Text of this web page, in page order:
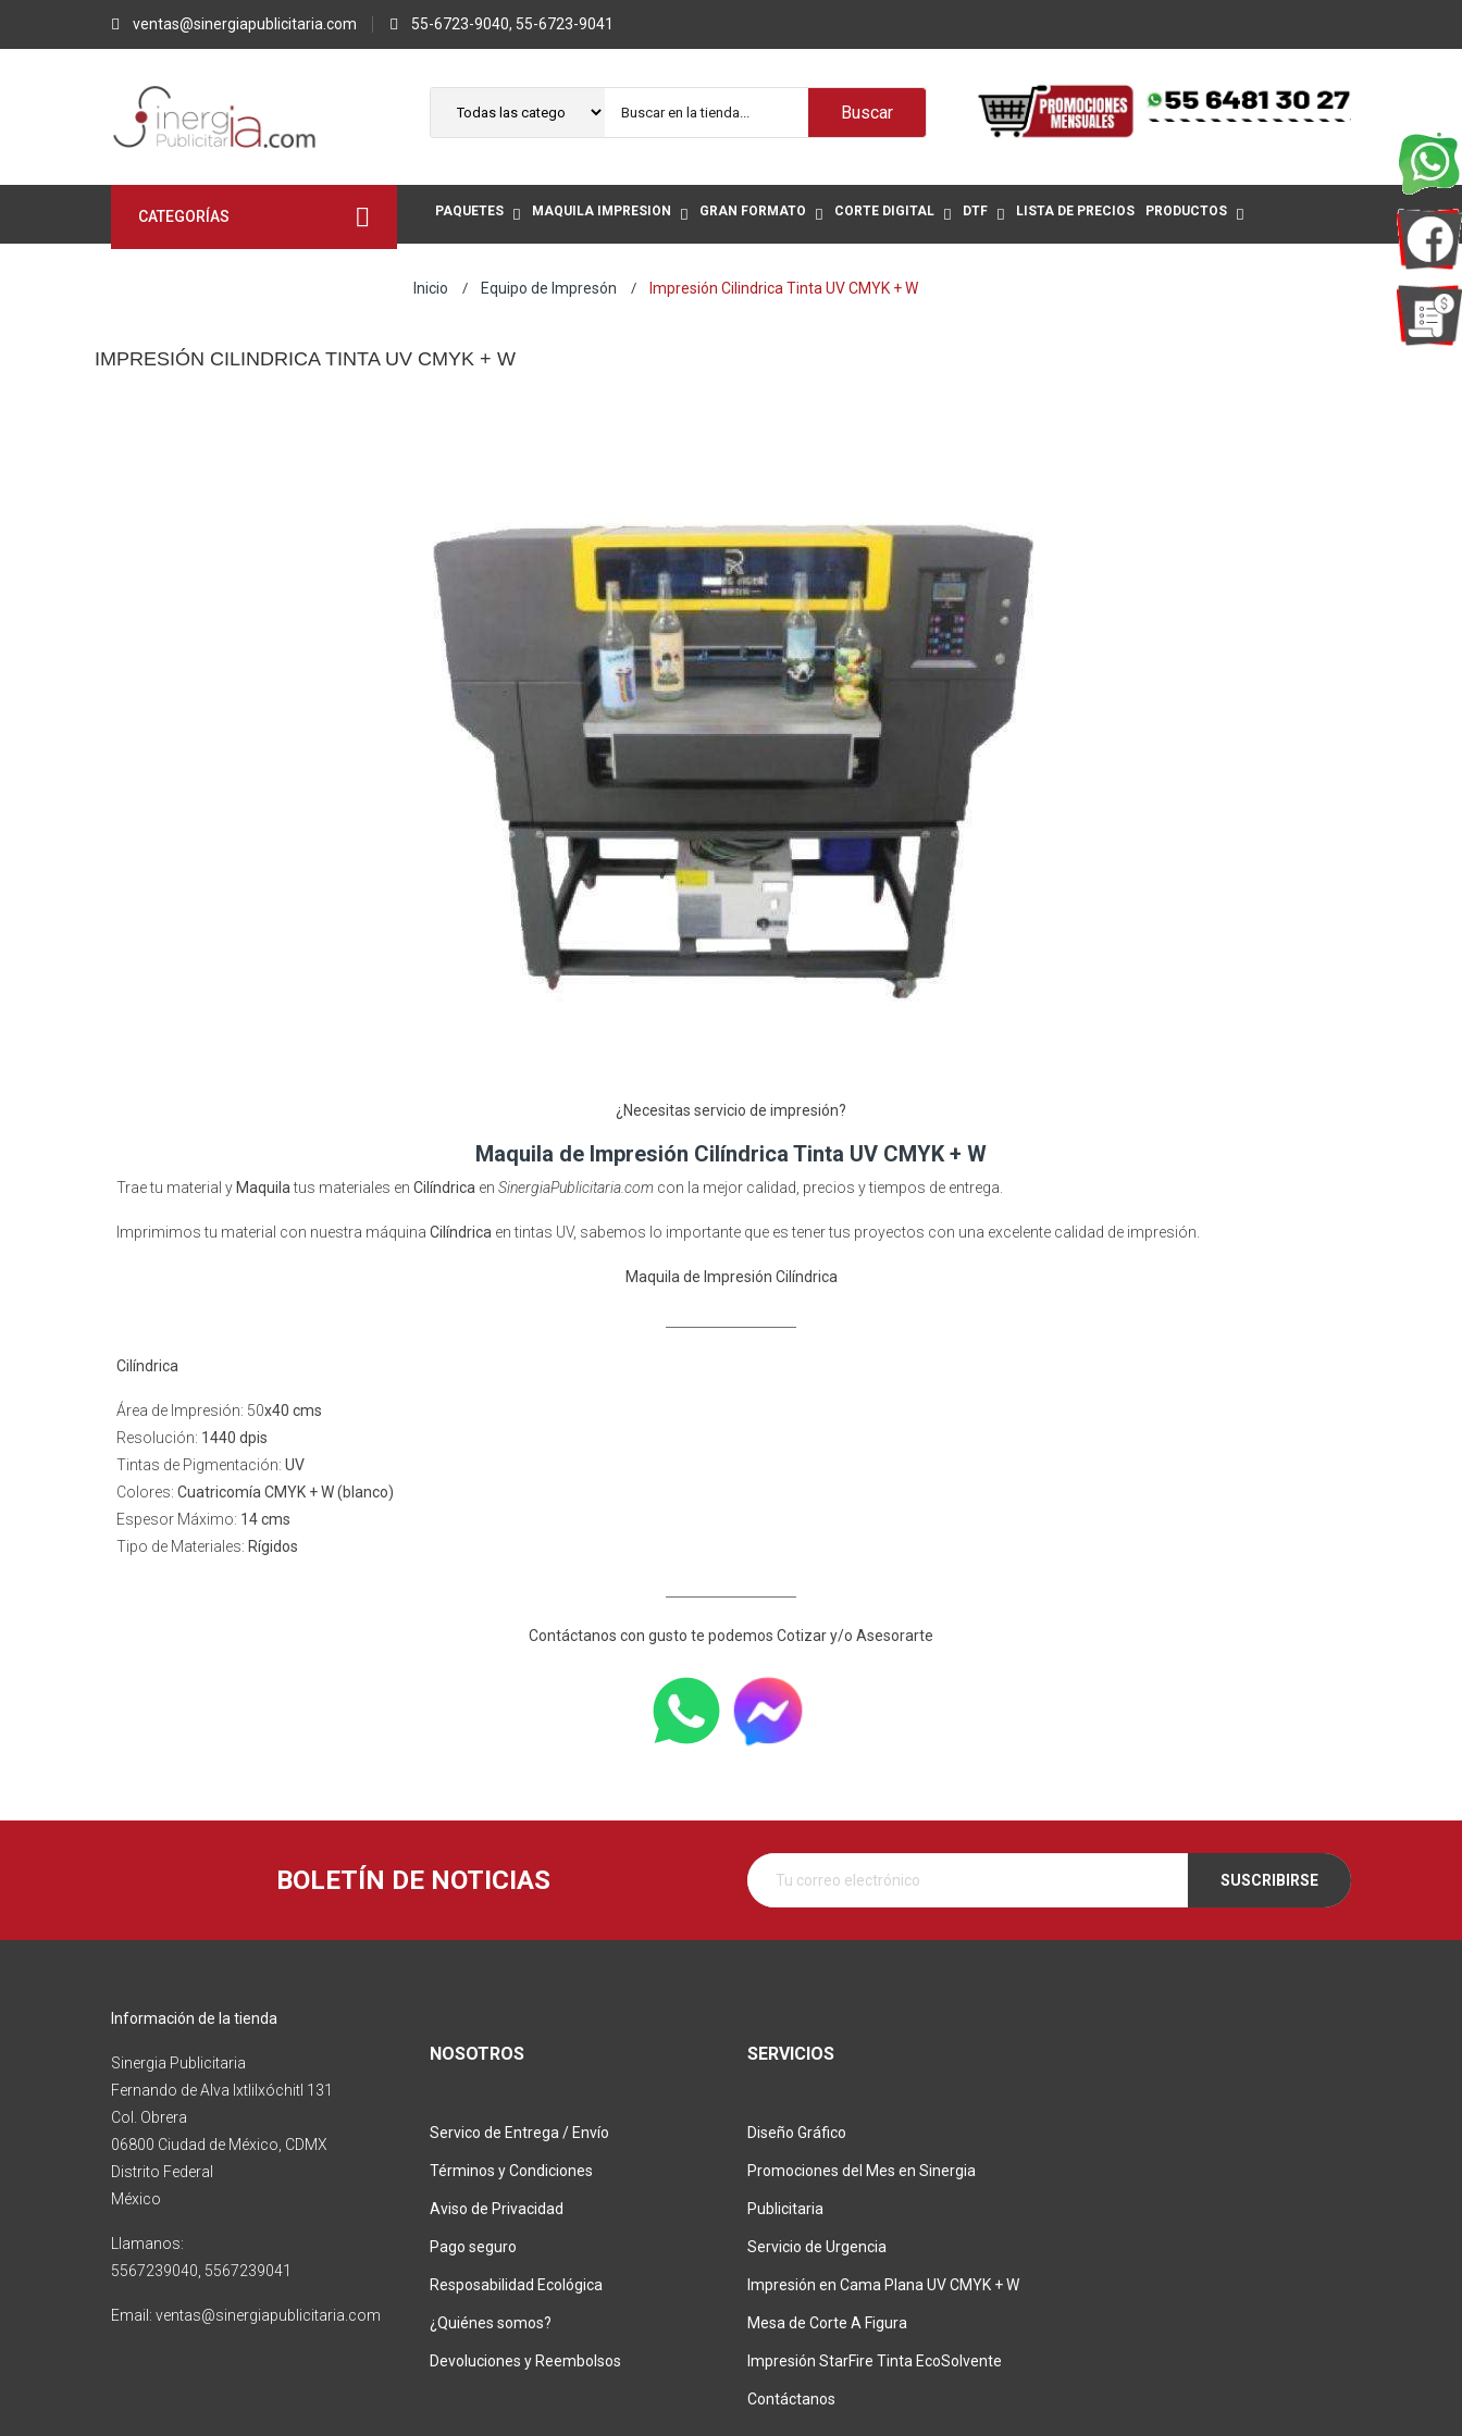
ventas@sinergiapublicitaria.com 55-6723-9040, 55-6723-9041
Buscar
CATEGORÍAS PAQUETES MAQUILA IMPRESIÓN GRAN FORMATO CORTE DIGITAL DTF LISTA DE PRECIOS PRODUCTOS
Inicio Equipo de Impresón Impresión Cilindrica Tinta UV CMYK + W
IMPRESIÓN CILINDRICA TINTA UV CMYK + W
¿Necesitas servicio de impresión?
Maquila de Impresión Cilíndrica Tinta UV CMYK + W
Trae tu material y Maquilatus materiales en Cilíndrica en SinergiaPublicitaria.com con la mejor calidad, precios y tiempos de entrega.
Imprimimos tu material con nuestra máquina Cilíndrica en tintas UV, sabemos lo importante que es tener tus proyectos con una excelente calidad de impresión.
Maquila de Impresión Cilíndrica
Cilíndrica
Área de Impresión: 50x40 cms
Resolución: 1440 dpis
Tintas de Pigmentación: UV
Colores: Cuatricomía CMYK + W (blanco)
Espesor Máximo: 14 cms
Tipo de Materiales: Rígidos
Contáctanos con gusto te podemos Cotizar y/o Asesorarte
BOLETÍN DE NOTICIAS
Información de la tienda
Sinergia Publicitaria
Fernando de Alva Ixtlilxóchitl 131
Col. Obrera
06800 Ciudad de México, CDMX
Distrito Federal
México
Llamanos:
5567239040, 5567239041
Email: ventas@sinergiapublicitaria.com
NOSOTROS
Servico de Entrega / Envío
Términos y Condiciones
Aviso de Privacidad
Pago seguro
Resposabilidad Ecológica
¿Quiénes somos?
Devoluciones y Reembolsos
SERVICIOS
Diseño Gráfico
Promociones del Mes en Sinergia
Publicitaria
Servicio de Urgencia
Impresión en Cama Plana UV CMYK + W
Mesa de Corte A Figura
Impresión StarFire Tinta EcoSolvente
Contáctanos